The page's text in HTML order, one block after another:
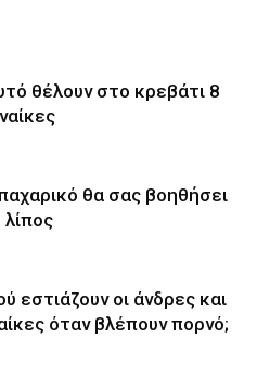
θέλουν στο κρεβάτι 8
θα σας βοηθήσει
εστιάζουν οι άνδρες και
όταν βλέπουν πoρνό;